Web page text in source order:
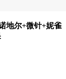
地尔+微针+妮雀